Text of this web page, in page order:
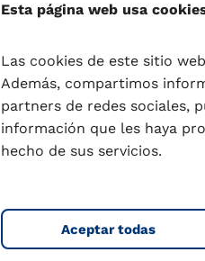
Esta página web usa
Las cookies de este sitio
Además, compartimos
partners de redes sociales,
información que les haya
hecho de sus servicios.
Aceptar todas
cancerígenos y
enlatado. Las
pero no representaron
presentó riesgos no
en adultos de Túnez y en
mantuvieron dentro de
niveles de contaminantes